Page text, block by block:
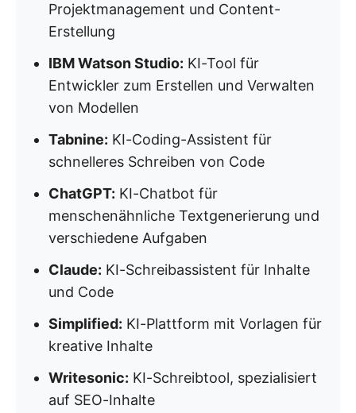
Projektmanagement und Content-
Erstellung
IBM Watson Studio: KI-Tool für
Entwickler zum Erstellen und Verwalten
von Modellen
Tabnine: KI-Coding-Assistent für
schnelleres Schreiben von Code
ChatGPT: KI-Chatbot für
menschenähnliche Textgenerierung und
verschiedene Aufgaben
Claude: KI-Schreibassistent für Inhalte
und Code
Simplified: KI-Plattform mit Vorlagen für
kreative Inhalte
Writesonic: KI-Schreibtool, spezialisiert
auf SEO-Inhalte